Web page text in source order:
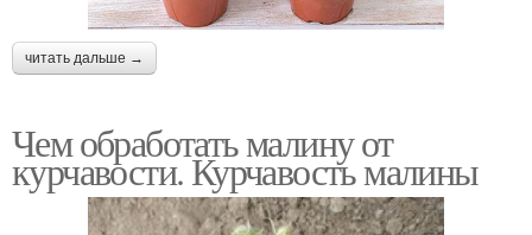
читать дальше →
Чем обработать малину от
курчавости. Курчавость малины